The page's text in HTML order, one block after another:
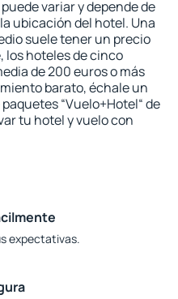
variar y depende de
ubicación del hotel. Una
suele tener un precio
los hoteles de cinco
de 200 euros o más
barato, échale un
“Vuelo+Hotel“ de
tu hotel y vuelo con
expectativas.